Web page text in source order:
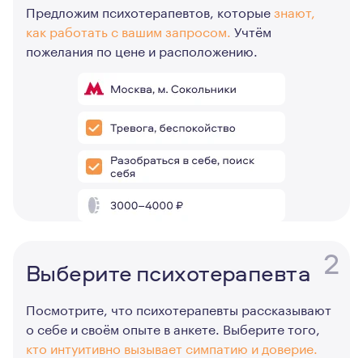
Предложим психотерапевтов, которыезнают,
как работать с вашим запросом. Учтём
пожелания по цене и расположению.
2
Выберите психотерапевта
Посмотрите, что психотерапевты рассказывают
о себе и своём опыте в анкете. Выберите того,
кто интуитивно вызывает симпатию и доверие.